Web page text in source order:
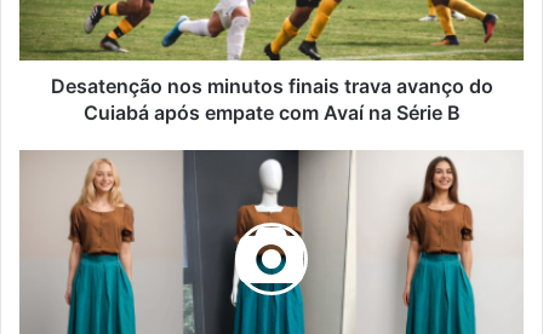
do
Cuiabá
após
empateDesatenção nos minutos finais trava avanço do
Cuiabá após empate com Avaí na Série B
roupas
Instagram